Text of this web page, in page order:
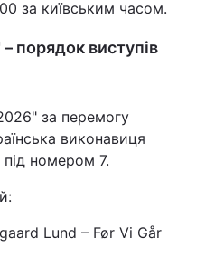
за київським часом.
порядок виступів
за перемогу
виконавиця
номером 7.
Lund – Før Vi Går